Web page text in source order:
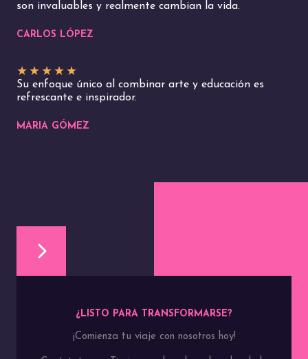
son invaluables y realmente cambian la vida.
CARLOS LÓPEZ
★ ★ ★ ★ ★
Su enfoque único al combinar arte y educación es
refrescante e inspirador.
MARIA GÓMEZ
¿LISTO PARA TRANSFORMARSE?
¡Comienza tu viaje con nosotros hoy!